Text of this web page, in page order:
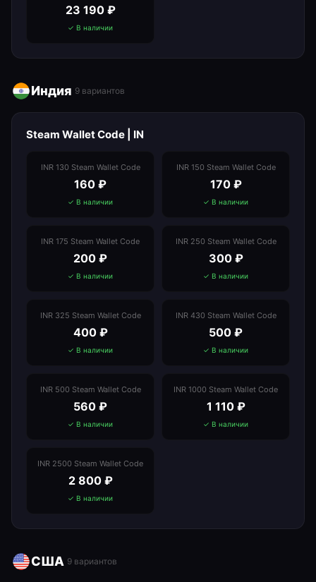
23 190₽
✓ В наличии
Индия 9 вариантов
Steam Wallet Code | IN
INR 130 Steam Wallet Code
160 ₽
✓ В наличии
INR 150 Steam Wallet Code
170₽
✓ В наличии
INR 175 Steam Wallet Code
200 ₽
✓ В наличии
INR 250 Steam Wallet Code
300₽
✓ В наличии
INR 325 Steam Wallet Code
400₽
✓ В наличии
INR 430 Steam Wallet Code
500 ₽
✓ В наличии
INR 500 Steam Wallet Code
560 ₽
✓ В наличии
INR 1000 Steam Wallet Code
1 110₽
✓ В наличии
INR 2500 Steam Wallet Code
2 800₽
✓ В наличии
США 9 вариантов